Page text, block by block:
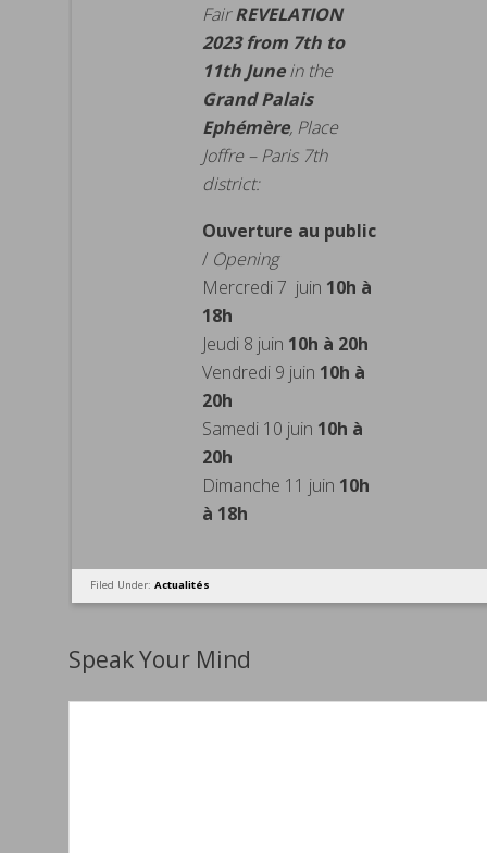
FairREVELATION
2023 from 7th to
11th Junein the
Grand Palais
Ephémère, Place
Joffre – Paris 7th
district:
Ouverture au public
/ Opening
Mercredi 7 juin 10h à
18h
Jeudi 8 juin 10h à 20h
Vendredi 9 juin 10h à
20h
Samedi 10 juin 10h à
20h
Dimanche 11 juin 10h
à 18h
Filed Under:Actualités
Speak Your Mind